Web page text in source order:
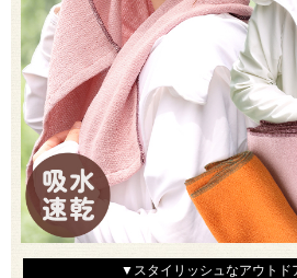
▼スタイリッシュなアウトド